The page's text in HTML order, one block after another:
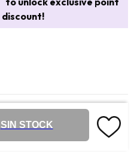
discount!
SIN STOCK